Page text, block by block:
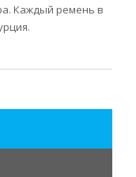
Каждый ремень в